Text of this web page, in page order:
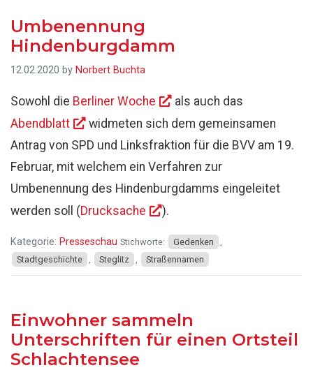
Umbenennung
Hindenburgdamm
12.02.2020 by Norbert Buchta
Sowohl die Berliner Woche
als auch das
Abendblatt
widmeten sich dem gemeinsamen
Antrag von SPD und Linksfraktion für die BVV am 19.
Februar, mit welchem ein Verfahren zur
Umbenennung des Hindenburgdamms eingeleitet
werden soll (Drucksache ).
Kategorie: Presseschau Stichworte: Gedenken
,
Stadtgeschichte , Steglitz , Straßennamen
Einwohner sammeln
Unterschriften für einen Ortsteil
Schlachtensee